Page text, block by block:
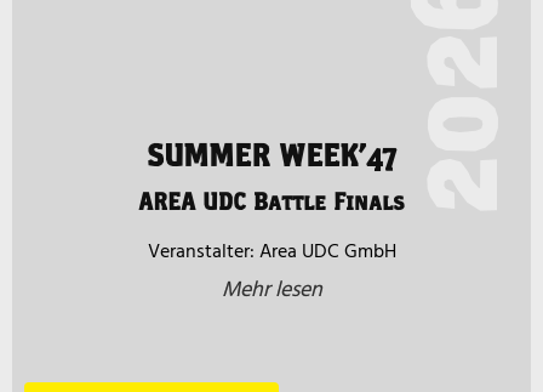
SUMMER WEEK’47
AREA UDC Battle Finals
Area UDC GmbH
Mehr lesen
2026